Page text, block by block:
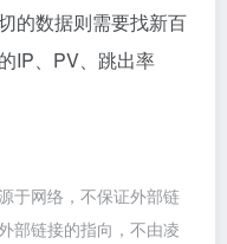
的数据则需要找新百
IP、PV、跳出率
于网络，不保证外部链
部链接的指向，不由凌